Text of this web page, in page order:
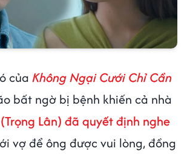
của Không Ngại Cưới Chỉ Cần
bất ngờ bị bệnh khiến cả nhà
Lân) đã quyết định nghe
vợ để ông được vui lòng, đồng